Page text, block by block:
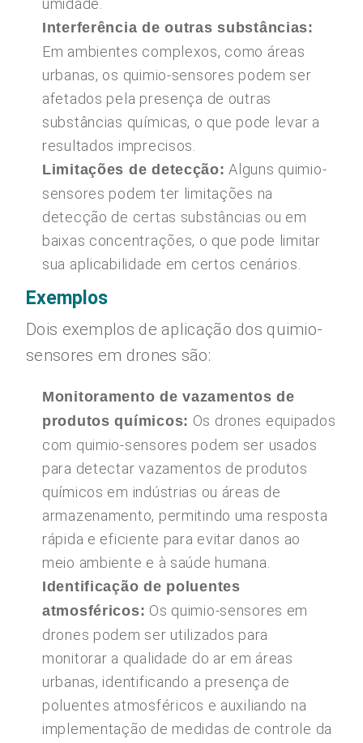
umidade.
Interferência de outras substâncias:
Em ambientes complexos, como áreas
urbanas, os quimio-sensores podem ser
afetados pela presença de outras
substâncias químicas, o que pode levar a
resultados imprecisos.
Limitações de detecção: Alguns quimio-
sensores podem ter limitações na
detecção de certas substâncias ou em
baixas concentrações, o que pode limitar
sua aplicabilidade em certos cenários.
Exemplos
Dois exemplos de aplicação dos quimio-
sensores em drones são:
Monitoramento de vazamentos de
produtos químicos: Os drones equipados
com quimio-sensores podem ser usados
para detectar vazamentos de produtos
químicos em indústrias ou áreas de
armazenamento, permitindo uma resposta
rápida e eficiente para evitar danos ao
meio ambiente e à saúde humana.
Identificação de poluentes
atmosféricos: Os quimio-sensores em
drones podem ser utilizados para
monitorar a qualidade do ar em áreas
urbanas, identificando a presença de
poluentes atmosféricos e auxiliando na
implementação de medidas de controle da